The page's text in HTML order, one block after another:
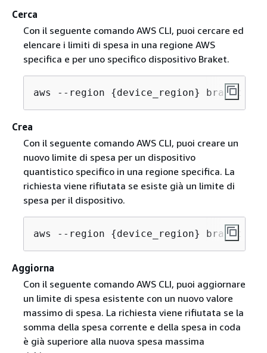
Cerca
Con il seguente comando AWS CLI, puoi cercare ed
elencare i limiti di spesa in una regione AWS
specifica e per uno specifico dispositivo Braket.
aws --region {device_region} braket
Crea
Con il seguente comando AWS CLI, puoi creare un
nuovo limite di spesa per un dispositivo
quantistico specifico in una regione specifica. La
richiesta viene rifiutata se esiste già un limite di
spesa per il dispositivo.
aws --region {device_region} braket
Aggiorna
Con il seguente comando AWS CLI, puoi aggiornare
un limite di spesa esistente con un nuovo valore
massimo di spesa. La richiesta viene rifiutata se la
somma della spesa corrente e della spesa in coda
è già superiore alla nuova spesa massima